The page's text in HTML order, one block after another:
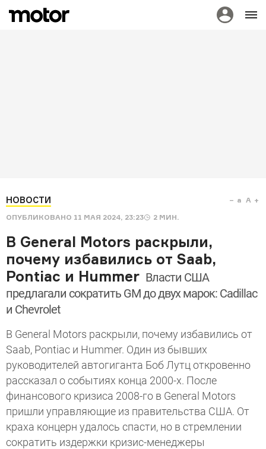
НОВОСТИ
ОПУБЛИКОВАНО 11 МАЯ 2024, 23:23 2 МИН.
a A
В General Motors раскрыли,
почему избавились от Saab,
Pontiac и Hummer Власти США
предлагали сократить GM до двух марок: Cadillac
и Chevrolet
В General Motors раскрыли, почему избавились от
Saab, Pontiac и Hummer. Один из бывших
руководителей автогиганта Боб Лутц откровенно
рассказал о событиях конца 2000-х. После
финансового кризиса 2008-го в General Motors
пришли управляющие из правительства США. От
краха концерн удалось спасти, но в стремлении
сократить издержки кризис-менеджеры